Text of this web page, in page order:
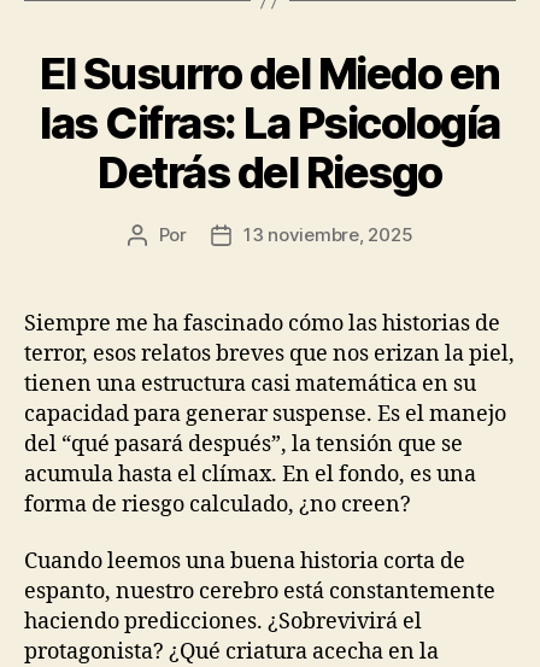
El Susurro del Miedo en
las Cifras: La Psicología
Detrás del Riesgo
Autor
publicación
Por
Fecha
publicación
13 noviembre, 2025
Siempre me ha fascinado cómo las historias de
terror, esos relatos breves que nos erizan la piel,
tienen una estructura casi matemática en su
capacidad para generar suspense. Es el manejo
del “qué pasará después”, la tensión que se
acumula hasta el clímax. En el fondo, es una
forma de riesgo calculado, ¿no creen?
Cuando leemos una buena historia corta de
espanto, nuestro cerebro está constantemente
haciendo predicciones. ¿Sobrevivirá el
protagonista? ¿Qué criatura acecha en la